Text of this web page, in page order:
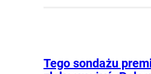
Tego sondażu